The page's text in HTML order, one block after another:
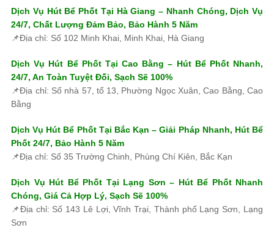
Dịch Vụ Hút Bể Phốt Tại Hà Giang – Nhanh Chóng, Dịch Vụ
24/7, Chất Lượng Đảm Bảo, Bảo Hành 5 Năm
📌Địa chỉ: Số 102 Minh Khai, Minh Khai, Hà Giang
Dịch Vụ Hút Bể Phốt Tại Cao Bằng – Hút Bể Phốt Nhanh,
24/7, An Toàn Tuyệt Đối, Sạch Sẽ 100%
📌Địa chỉ: Số nhà 57, tổ 13, Phường Ngọc Xuân, Cao Bằng, Cao
Bằng
Dịch Vụ Hút Bể Phốt Tại Bắc Kạn – Giải Pháp Nhanh, Hút Bể
Phốt 24/7, Bảo Hành 5 Năm
📌Địa chỉ: Số 35 Trường Chinh, Phùng Chí Kiên, Bắc Kạn
Dịch Vụ Hút Bể Phốt Tại Lạng Sơn – Hút Bể Phốt Nhanh
Chóng, Giá Cả Hợp Lý, Sạch Sẽ 100%
📌Địa chỉ: Số 143 Lê Lợi, Vĩnh Trại, Thành phố Lạng Sơn, Lạng
Sơn